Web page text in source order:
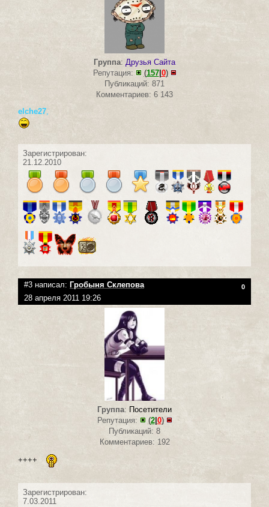
Группа: Друзья Сайта
Репутация:
(157| 0)
Публикаций: 871
Комментариев: 6 143
elche27,
Зарегистрирован:
21.12.2010
#3 написал: Гробыня Склепова 0
28 апреля 2011 19:26
Группа: Посетители
Репутация:
(2| 0)
Публикаций: 8
Комментариев: 192
++++
Зарегистрирован:
7.03.2011